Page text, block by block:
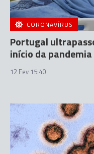
CORONAVÍRUS
Portugal
início da pandemia
12 Fev 15:40